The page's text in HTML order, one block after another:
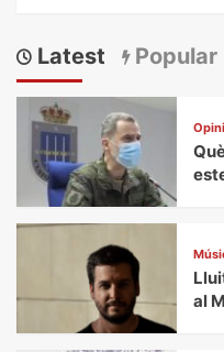
Latest Popular
al